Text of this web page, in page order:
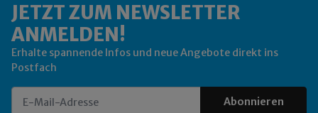
JETZT ZUM NEWSLETTER
ANMELDEN!
Erhalte spannende Infos und neue Angebote direkt ins
Postfach
Abonnieren